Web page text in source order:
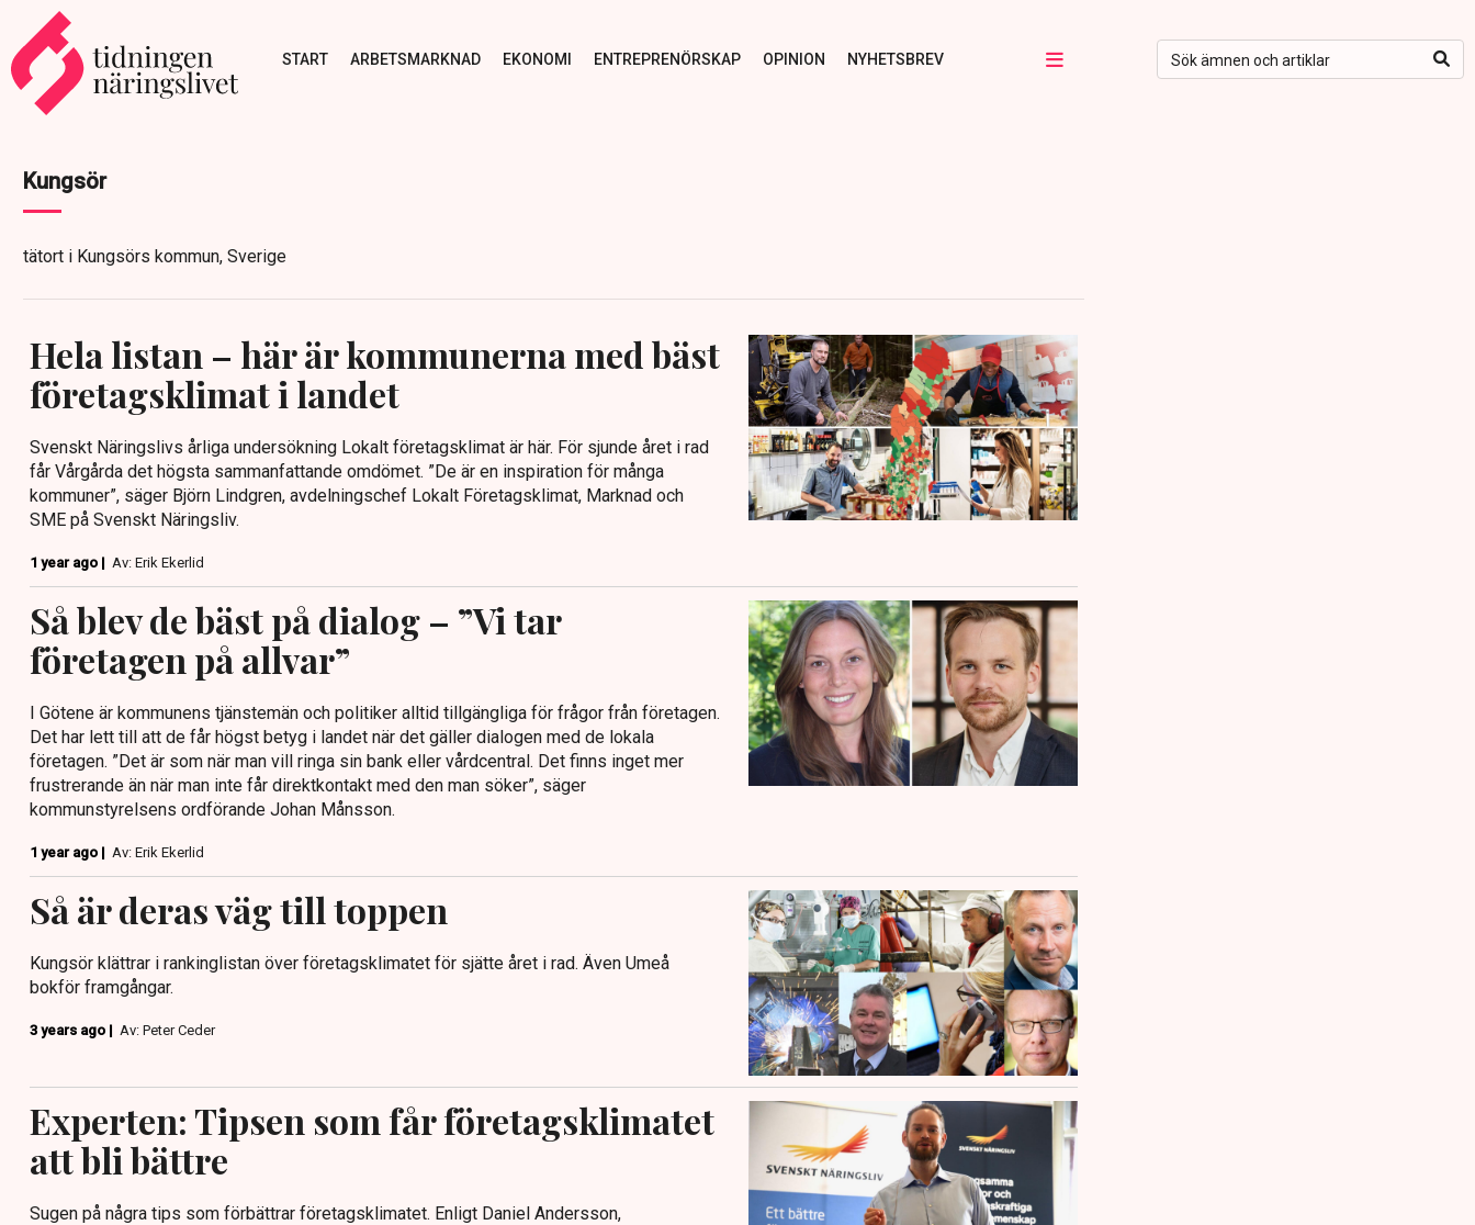
START ARBETSMARKNAD EKONOMI ENTREPRENÖRSKAP OPINION NYHETSBREV
Kungsör
tätort i Kungsörs kommun, Sverige
Hela listan – här är kommunerna med bäst
företagsklimat i landet
Svenskt Näringslivs årliga undersökning Lokalt företagsklimat är här. För sjunde året i rad
får Vårgårda det högsta sammanfattande omdömet. ”De är en inspiration för många
kommuner”, säger Björn Lindgren, avdelningschef Lokalt Företagsklimat, Marknad och
SME på Svenskt Näringsliv.
1 year ago | Av: Erik Ekerlid
Så blev de bäst på dialog – ”Vi tar
företagen på allvar”
I Götene är kommunens tjänstemän och politiker alltid tillgängliga för frågor från företagen.
Det har lett till att de får högst betyg i landet när det gäller dialogen med de lokala
företagen. ”Det är som när man vill ringa sin bank eller vårdcentral. Det finns inget mer
frustrerande än när man inte får direktkontakt med den man söker”, säger
kommunstyrelsens ordförande Johan Månsson.
1 year ago | Av: Erik Ekerlid
Så är deras väg till toppen
Kungsör klättrar i rankinglistan över företagsklimatet för sjätte året i rad. Även Umeå
bokför framgångar.
3 years ago | Av: Peter Ceder
Experten: Tipsen som får företagsklimatet
att bli bättre
Sugen på några tips som förbättrar företagsklimatet. Enligt Daniel Andersson,